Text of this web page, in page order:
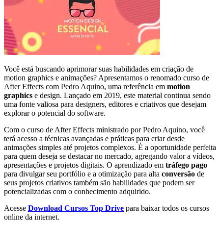
Você está buscando aprimorar suas habilidades em criação de
motion graphics e animações? Apresentamos o renomado curso de
After Effects com Pedro Aquino, uma referência em motion
graphics e design. Lançado em 2019, este material continua sendo
uma fonte valiosa para designers, editores e criativos que desejam
explorar o potencial do software.
Com o curso de After Effects ministrado por Pedro Aquino, você
terá acesso a técnicas avançadas e práticas para criar desde
animações simples até projetos complexos. É a oportunidade perfeita
para quem deseja se destacar no mercado, agregando valor a vídeos,
apresentações e projetos digitais. O aprendizado em tráfego pago
para divulgar seu portfólio e a otimização para alta conversão de
seus projetos criativos também são habilidades que podem ser
potencializadas com o conhecimento adquirido.
Acesse Download Cursos Top Drive para baixar todos os cursos
online da internet.